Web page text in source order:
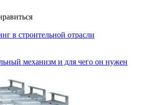
в строительной отрасли
механизм и для чего он нужен